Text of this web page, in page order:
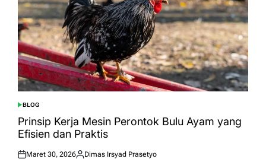
POSTED
IN
BLOG
Prinsip Kerja Mesin Perontok Bulu Ayam yang
Efisien dan Praktis
Posted
Maret 30, 2026
Posted
Dimas Irsyad Prasetyo